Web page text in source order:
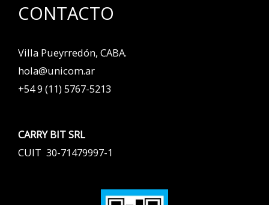
CONTACTO
Villa Pueyrredón, CABA.
hola@unicom.ar
+54 9 (11) 5767-5213
CARRY BIT SRL
CUIT 30-71479997-1